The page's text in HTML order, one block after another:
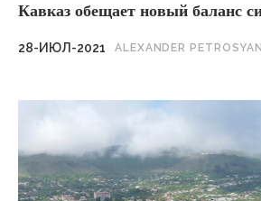
Кавказ обещает новый баланс
28-ИЮЛ-2021 ALEXANDER PETROSYAN